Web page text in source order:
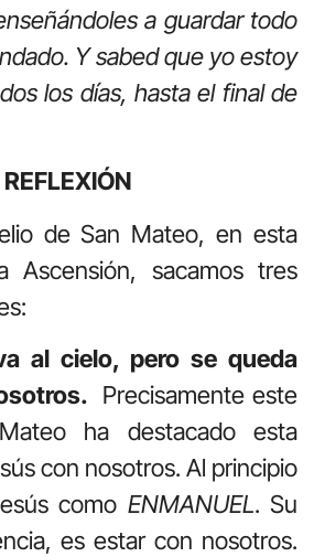
a guardar todo
Y sabed que yo estoy
los días, hasta el final de
REFLEXIÓN
de San Mateo, en esta
Ascensión, sacamos tres
al cielo, pero se queda
Precisamente este
ha destacado esta
con nosotros. Al principio
como ENMANUEL. Su
es estar con nosotros.